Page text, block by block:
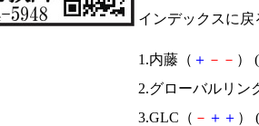
インデックスに戻
1.内藤（ ＋ － － ） (
2.グローバルリン
3.GLC（ － ＋ ＋ ） (